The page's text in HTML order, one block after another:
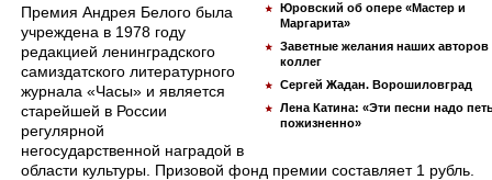
Юровский об опере «Мастер и
Маргарита»
Заветные желания наших авторов
коллег
Сергей Жадан. Ворошиловград
Лена Катина: «Эти песни надо
пожизненно»
Премия Андрея Белого была
учреждена в 1978 году
редакцией ленинградского
самиздатского литературного
журнала «Часы» и является
старейшей в России
регулярной
негосударственной наградой в
области культуры. Призовой фонд премии составляет 1 рубль.